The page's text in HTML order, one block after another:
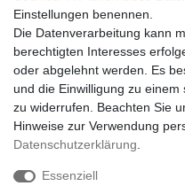
Anhängergröße: 15 x 15
Farben: Silber, Gold,
Lieferumfang: 2 Ketten
Tragen Sie ein Symbol der
langlebig und voller
Einstellungen benennen.
Die Datenverarbeitung kann
berechtigten Interesses
oder abgelehnt werden. Es
und die Einwilligung zu
zu widerrufen. Beachten Sie
Hinweise zur Verwendung
Daten­schutz­erklärung
Essenziell